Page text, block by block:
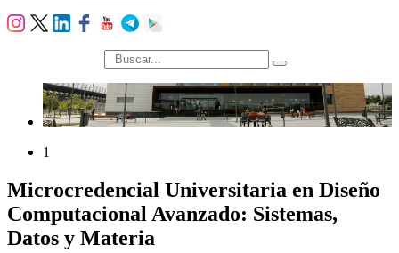
búsqueda
1
Microcredencial Universitaria en Diseño
Computacional Avanzado: Sistemas,
Datos y Materia